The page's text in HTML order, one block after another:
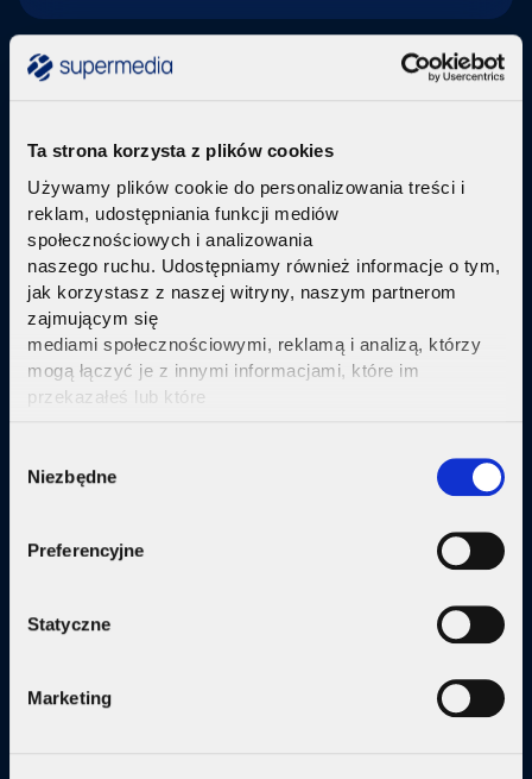
Ta strona korzysta z plików cookies
Używamy plików cookie do personalizowania treści i
reklam, udostępniania funkcji mediów
społecznościowych i analizowania
naszego ruchu. Udostępniamy również informacje o tym,
jak korzystasz z naszej witryny, naszym partnerom
zajmującym się
mediami społecznościowymi, reklamą i analizą, którzy
mogą łączyć je z innymi informacjami, które im
przekazałeś lub które
Selection
Niezbędne
Preferencyjne
Statyczne
Marketing
Telewizja Replay
Pakiety internetu z nowoczesną telewizją
technologi IPTV Replay TV.
Sprawdź
Internet + telewizja
Internet + plan komórkowy
Małe firmy